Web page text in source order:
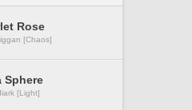
Rose
[Chaos]
Sphere
[Light]